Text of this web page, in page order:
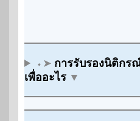
⬩➤ การรับรองนิติกร
เพื่ออะไร ▼